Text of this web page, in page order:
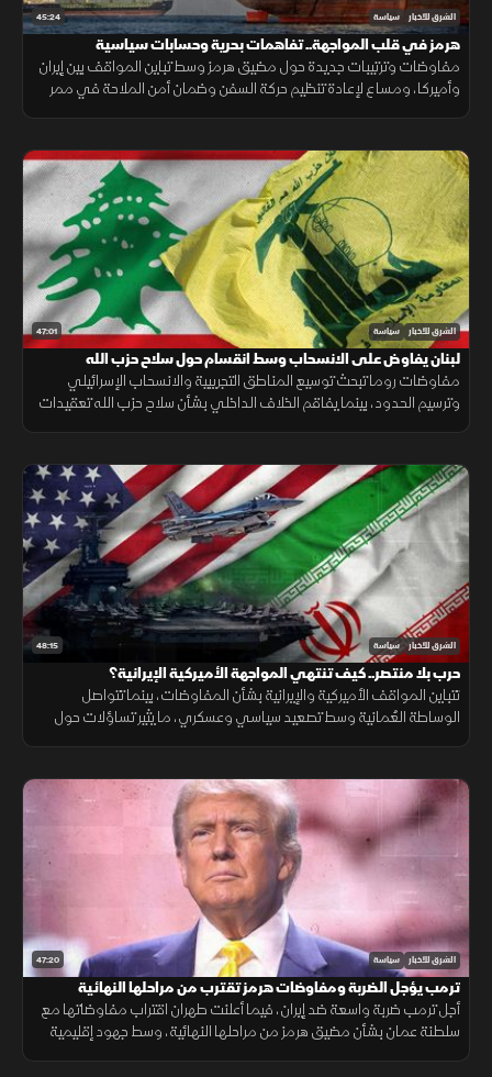
45:24 الشرق للأخبار سياسة
هرمز في قلب المواجهة.. تفاهمات بحرية وحسابات سياسية
مفاوضات وترتيبات جديدة حول مضيق هرمز وسط تباين المواقف بين إيران
وأميركا، ومساع لإعادة تنظيم حركة السفن وضمان أمن الملاحة في ممر
47:01 الشرق للأخبار سياسة
لبنان يفاوض على الانسحاب وسط انقسام حول سلاح حزب الله
مفاوضات روما تبحث توسيع المناطق التجريبية والانسحاب الإسرائيلي
وترسيم الحدود، بينما يفاقم الخلاف الداخلي بشأن سلاح حزب الله تعقيدات
48:15 الشرق للأخبار سياسة
حرب بلا منتصر.. كيف تنتهي المواجهة الأميركية الإيرانية؟
تتباين المواقف الأميركية والإيرانية بشأن المفاوضات، بينما تتواصل
الوساطة العُمانية وسط تصعيد سياسي وعسكري، ما يثير تساؤلات حول
47:20 الشرق للأخبار سياسة
ترمب يؤجل الضربة ومفاوضات هرمز تقترب من مراحلها النهائية
أجل ترمب ضربة واسعة ضد إيران، فيما أعلنت طهران اقتراب مفاوضاتها مع
سلطنة عمان بشأن مضيق هرمز من مراحلها النهائية، وسط جهود إقليمية